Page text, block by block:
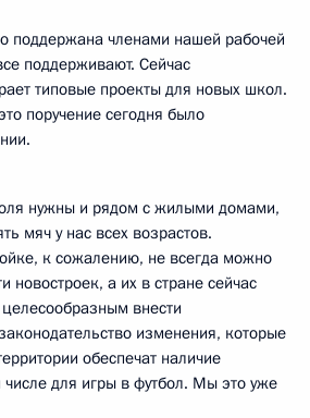
поддержана членами нашей рабочей
поддерживают. Сейчас
типовые проекты для новых школ.
поручение сегодня было
нужны и рядом с жилыми домами,
мяч у нас всех возрастов.
к сожалению, не всегда можно
новостроек, а их в стране сейчас
внести
изменения, которые
обеспечат наличие
для игры в футбол. Мы это уже